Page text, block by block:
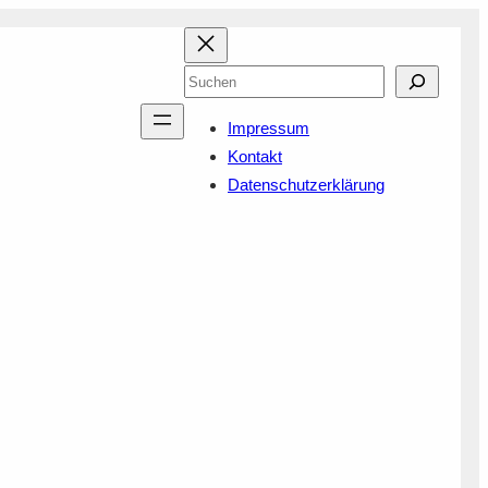
Suchen
Impressum
Kontakt
Datenschutzerklärung